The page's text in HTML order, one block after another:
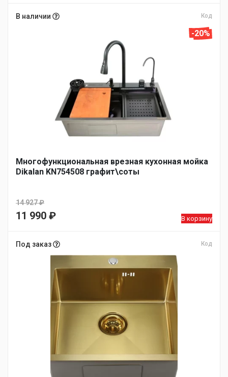
В наличии Код
-20%
Многофункциональная врезная кухонная мойка
Dikalan KN754508 графит\соты
14 927₽
Первоначальная
составляла
11 990 ₽
цена:
В корзину
Под заказ Код